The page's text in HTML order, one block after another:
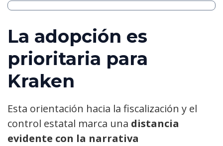
La adopción es
prioritaria para
Kraken
Esta orientación hacia la fiscalización y el
control estatal marca una distancia
evidente con la narrativa